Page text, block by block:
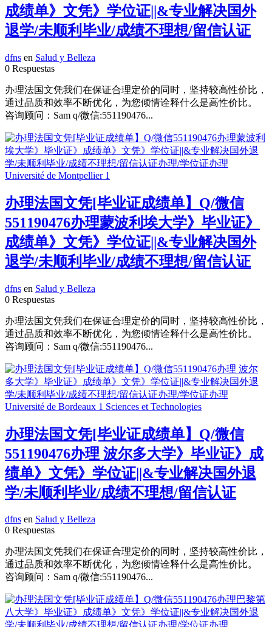
成绩单》文凭》学位证||&专业解决国外
退学/未顺利毕业/成绩不理想/留信认证
dfns en Salud y Belleza
0 Respuestas
办理法国文凭我们在保证合理定价的同时，坚持较高性价比，
通过品质和效率不断优化，为您倾情诠释什么是高性价比。
咨询顾问：Sam q/微信:551190476...
办理法国文凭[毕业证成绩单】Q/微信
551190476办理蒙波利埃大学》毕业证》
成绩单》文凭》学位证||&专业解决国外
退学/未顺利毕业/成绩不理想/留信认证
dfns en Salud y Belleza
0 Respuestas
办理法国文凭我们在保证合理定价的同时，坚持较高性价比，
通过品质和效率不断优化，为您倾情诠释什么是高性价比。
咨询顾问：Sam q/微信:551190476...
办理法国文凭[毕业证成绩单】Q/微信
551190476办理 波尔多大学》毕业证》成
绩单》文凭》学位证||&专业解决国外退
学/未顺利毕业/成绩不理想/留信认证
dfns en Salud y Belleza
0 Respuestas
办理法国文凭我们在保证合理定价的同时，坚持较高性价比，
通过品质和效率不断优化，为您倾情诠释什么是高性价比。
咨询顾问：Sam q/微信:551190476...